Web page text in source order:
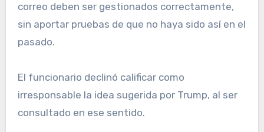
correo deben ser gestionados correctamente,
sin aportar pruebas de que no haya sido así en el
pasado.
El funcionario declinó calificar como
irresponsable la idea sugerida por Trump, al ser
consultado en ese sentido.